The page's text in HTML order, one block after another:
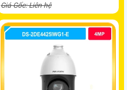
Giá Gốc: Liên hệ